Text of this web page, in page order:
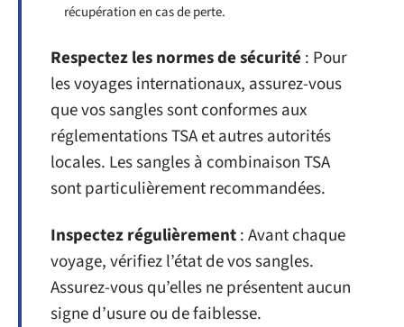
récupération en cas de perte.
Respectez les normes de sécurité : Pour
les voyages internationaux, assurez-vous
que vos sangles sont conformes aux
réglementations TSA et autres autorités
locales. Les sangles à combinaison TSA
sont particulièrement recommandées.
Inspectez régulièrement: Avant chaque
voyage, vérifiez l’état de vos sangles.
Assurez-vous qu’elles ne présentent aucun
signe d’usure ou de faiblesse.